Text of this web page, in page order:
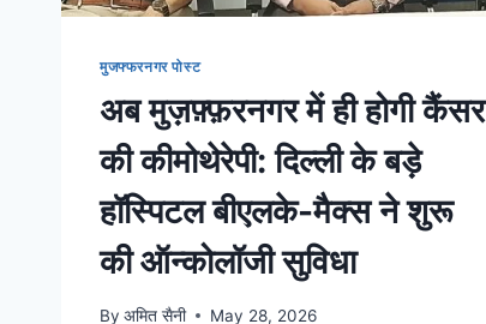
मुजफ्फरनगर पोस्ट
अब मुज़फ़्फ़रनगर में ही होगी कैंसर
की कीमोथेरेपी: दिल्ली के बड़े
हॉस्पिटल बीएलके-मैक्स ने शुरू
की ऑन्कोलॉजी सुविधा
By अमित सैनी May 28, 2026